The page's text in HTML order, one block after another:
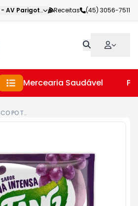
- AV Parigot de Souza,Toledo-PR
Receitas (45) 3056-7511
Mercearia Saudável
REFRESCO PO TANG 18G UVA INTENSA